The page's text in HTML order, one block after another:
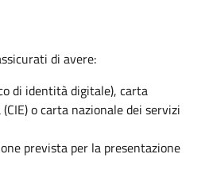
di avere:
di identità digitale), carta
o carta nazionale dei servizi
prevista per la presentazione